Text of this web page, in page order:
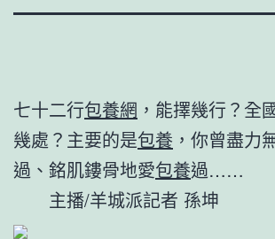
七十二行包養網 ，能擇幾行？全
幾處？主要的是包養 ，你曾盡力
過、銘肌鏤骨地愛包養過……
主播/羊城派記者 孫坤